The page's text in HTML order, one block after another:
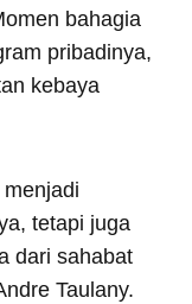
bahagia
pribadinya,
kebaya
tetapi juga
dari sahabat
Taulany.